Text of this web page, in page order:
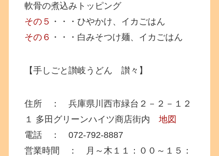
軟骨の煮込みトッピング
その５ ・・・ひやかけ、イカごはん
その６ ・・・白みそつけ麺、イカごはん
【手しごと讃岐うどん 讃々】
住所 ： 兵庫県川西市緑台２－２－１２
１ 多田グリーンハイツ商店街内地図
電話 ： 072-792-8887
営業時間 ： 月～木１１：００～１５：